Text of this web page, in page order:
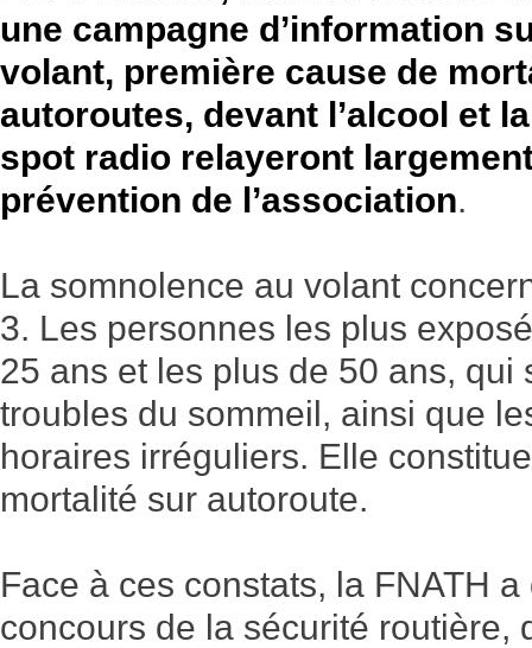
une campagne d’information
volant, première cause de
autoroutes, devant l’alcool et
spot radio relayeront
prévention de l’association.
La somnolence au volant
3. Les personnes les plus
25 ans et les plus de 50 ans, qui
troubles du sommeil, ainsi que
horaires irréguliers. Elle
mortalité sur autoroute.
Face à ces constats, la FNATH
concours de la sécurité routière,